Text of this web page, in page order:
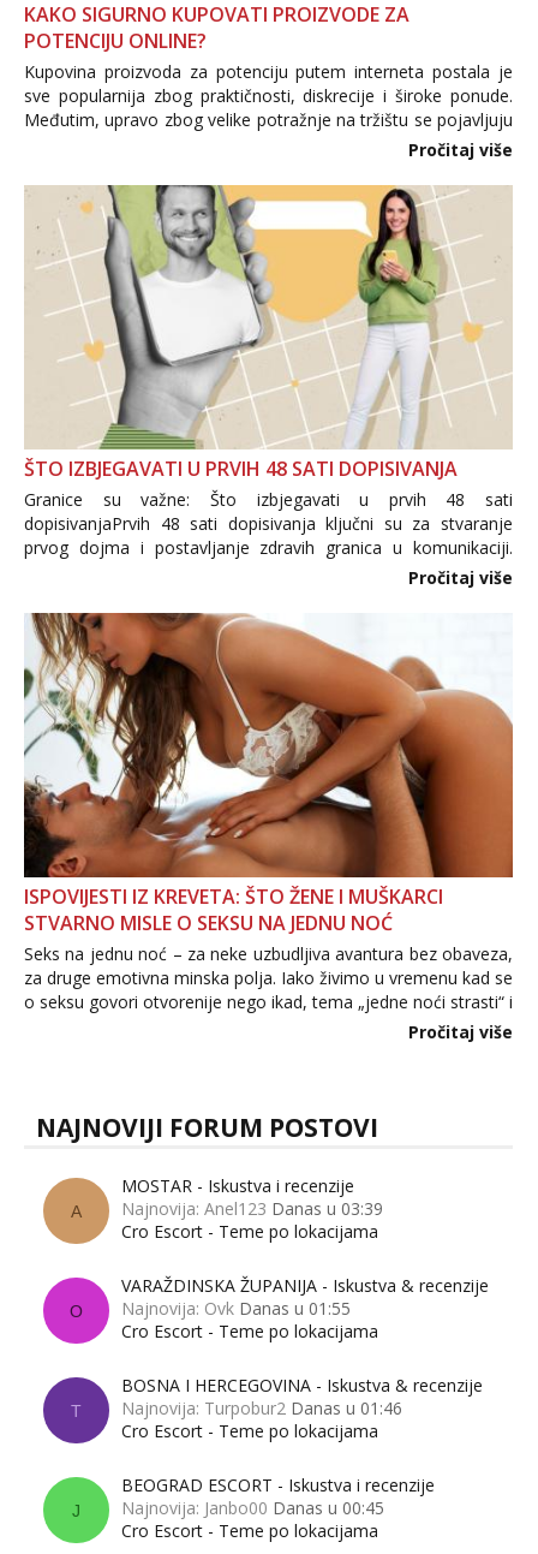
KAKO SIGURNO KUPOVATI PROIZVODE ZA
POTENCIJU ONLINE?
Kupovina proizvoda za potenciju putem interneta postala je
sve popularnija zbog praktičnosti, diskrecije i široke ponude.
Međutim, upravo zbog velike potražnje na tržištu se pojavljuju
i brojni krivotvoreni proizvodi, nepouzdane internetske
Pročitaj više
ŠTO IZBJEGAVATI U PRVIH 48 SATI DOPISIVANJA
Granice su važne: Što izbjegavati u prvih 48 sati
dopisivanjaPrvih 48 sati dopisivanja ključni su za stvaranje
prvog dojma i postavljanje zdravih granica u komunikaciji.
Važno je izbjeći prebrzo otkrivanje osobnih ili intimnih
informacija, jer nepoznata osoba još nije zaslužila to
povjerenje. Takođe...
Pročitaj više
ISPOVIJESTI IZ KREVETA: ŠTO ŽENE I MUŠKARCI
STVARNO MISLE O SEKSU NA JEDNU NOĆ
Seks na jednu noć – za neke uzbudljiva avantura bez obaveza,
za druge emotivna minska polja. Iako živimo u vremenu kad se
o seksu govori otvorenije nego ikad, tema „jedne noći strasti“ i
dalje izaziva burne rasprave. Što zapravo misle žene, a što
Pročitaj više
NAJNOVIJI FORUM POSTOVI
A
MOSTAR - Iskustva i recenzije
Najnovija: Anel123 Danas u 03:39
Cro Escort - Teme po lokacijama
O
VARAŽDINSKA ŽUPANIJA - Iskustva & recenzije
Najnovija: Ovk Danas u 01:55
Cro Escort - Teme po lokacijama
T
BOSNA I HERCEGOVINA - Iskustva & recenzije
Najnovija: Turpobur2 Danas u 01:46
Cro Escort - Teme po lokacijama
J
BEOGRAD ESCORT - Iskustva i recenzije
Najnovija: Janbo00 Danas u 00:45
Cro Escort - Teme po lokacijama